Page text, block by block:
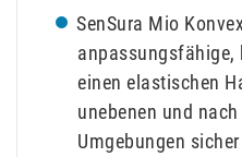
SenSura Mio
anpassungsfähige,
einen elastischen
unebenen und
Umgebungen